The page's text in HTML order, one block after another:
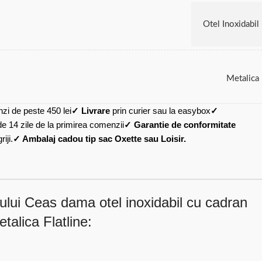
Otel Inoxidabil
Metalica
de peste 450 lei✓ Livrare prin curier sau la easybox✓
14 zile de la primirea comenzii✓ Garantie de conformitate
✓ Ambalaj cadou tip sac Oxette sau Loisir.
Ceas dama otel inoxidabil cu cadran
Flatline: